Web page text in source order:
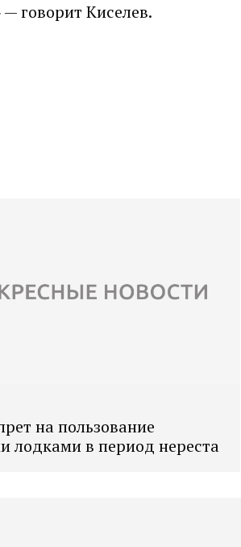
говорит Киселев.
на пользование
лодками в период нереста